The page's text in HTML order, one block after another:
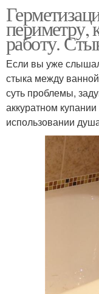
периметру,
работу.
Если вы уже
стыка между
суть проблемы,
аккуратном
использовании